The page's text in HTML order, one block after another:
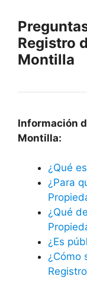
Registro
Montilla
Información
Montilla:
¿Qué
¿Para
¿Qué
¿Es
¿Cómo